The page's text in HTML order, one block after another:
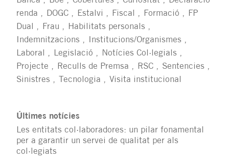
renda
DOGC Estalvi Fiscal Formació
FP
Dual
Frau
Habilitats personals
Indemnitzacions
Institucions/Organismes
Laboral
Legislació
Notícies Col·legials
Projecte
Reculls de Premsa RSC
Sentencies
Sinistres
Tecnologia Visita institucional
Últimes notícies
Les entitats col·laboradores: un pilar fonamental
per a garantir un servei de qualitat per als
col·legiats